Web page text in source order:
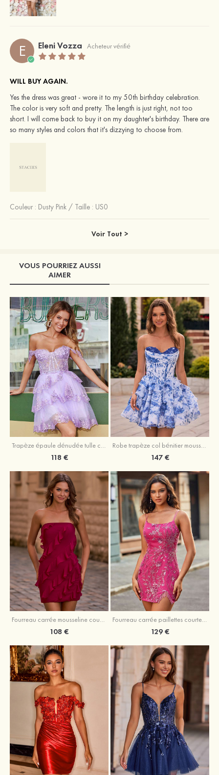
E Eleni Vozza Acheteur vérifié
WILL BUY AGAIN.
Yes the dress was great - wore it to my 50th birthday celebration.
The color is very soft and pretty. The length is just right, not too
short. I will come back to buy it on my daughter's birthday. There are
so many styles and colors that it's dizzying to choose from.
Couleur : Dusty Pink / Taille : US0
Voir Tout >
VOUS POURRIEZ AUSSI
AIMER
Trapèze épaule dénudée tulle courte/mini robe de fête de la rentrée avec paillettes
118 €
Robe trapèze col bénitier mousseline courte/mini robe de fête de la rentrée avec appliqué
147 €
Fourreau carrée mousseline courte/mini robe de fête de la rentré avec volants
108 €
Fourreau carrée paillettes courte/mini robe de fête de la rentrée
129 €